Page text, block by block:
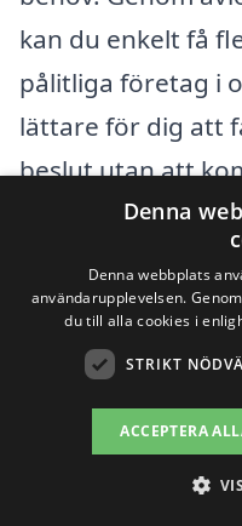
kan du enkelt få
pålitliga företag i
lättare för dig att
beslut utan att
kvaliteten på
de faktorer som
också ställa
exakt information
Få 3
Denna
Denna webbplats
användarupplevelsen.
du till alla cookies i
STRIKT
ACCEPTERA